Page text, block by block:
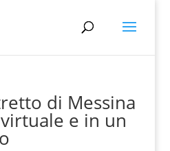
di Messina
e in un